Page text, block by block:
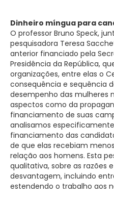
Dinheiro míngua para
O professor Bruno Speck,
pesquisadora Teresa
anterior financiado pela
Presidência da República,
organizações, entre elas o
consequência e sequência
desempenho das mulheres
aspectos como da
financiamento de suas
analisamos
financiamento das
de que elas recebiam
relação aos homens. Esta
qualitativa, sobre as razões
desvantagem, incluindo
estendendo o trabalho aos